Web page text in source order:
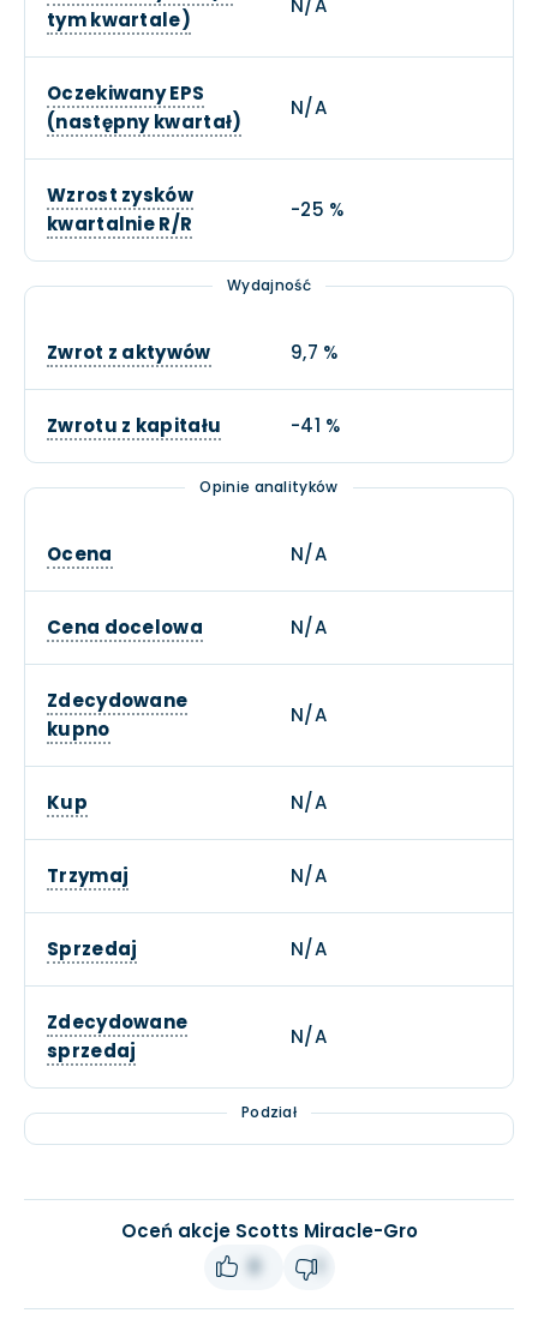
tym kwartale)
N/A
Oczekiwany EPS
(następny kwartał)
N/A
Wzrost zysków
kwartalnie R/R
-25 %
Wydajność
Zwrot z aktywów 9,7 %
Zwrotu z kapitału -41 %
Opinie analityków
Ocena N/A
Cena docelowa N/A
Zdecydowane
kupno
N/A
Kup N/A
Trzymaj N/A
Sprzedaj N/A
Zdecydowane
sprzedaj
N/A
Podział
Oceń akcje Scotts Miracle-Gro
1